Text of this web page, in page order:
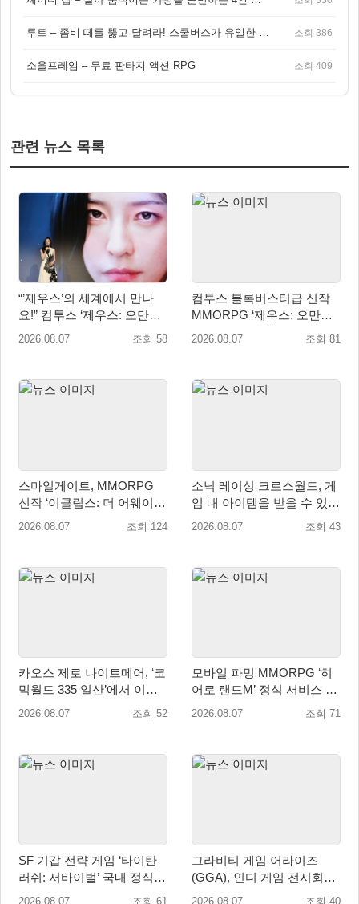
루트 – 좀비 떼를 뚫고 달려라! 스쿨버스가 유일한 집이 되는 4인 협동 생존 게임 조회 386
소울프레임 – 무료 판타지 액션 RPG 조회 409
관련 뉴스 목록
“’제우스’의 세계에서 만나
요!” 컴투스 ‘제우스: 오만의
신’ 쇼케이스 찾은 배우 박지
2026.08.07 조회 58
컴투스 블록버스터급 신작
MMORPG ‘제우스: 오만의
신’, 8월 26일 출시!
2026.08.07 조회 81
스마일게이트, MMORPG
신작 ‘이클립스: 더 어웨이크
닝’ 9월 10일 론칭!
2026.08.07 조회 124
소닉 레이싱 크로스월드, 게
임 내 아이템을 받을 수 있는
‘레전드 대회 라운드 7’ 개최!
2026.08.07 조회 43
카오스 제로 나이트메어, ‘코
믹월드 335 일산’에서 이용
자 소통 예고
2026.08.07 조회 52
모바일 파밍 MMORPG ‘히
어로 랜드M’ 정식 서비스 돌
입
2026.08.07 조회 71
SF 기갑 전략 게임 ‘타이탄
러쉬: 서바이벌’ 국내 정식
출시
2026.08.07 조회 61
그라비티 게임 어라이즈
(GGA), 인디 게임 전시회
‘도쿄 게임 던전 13’ 참가!
2026.08.07 조회 40